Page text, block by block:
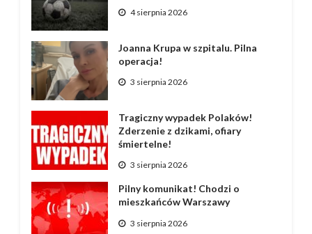
4 sierpnia 2026
Joanna Krupa w szpitalu. Pilna
operacja!
3 sierpnia 2026
Tragiczny wypadek Polaków!
Zderzenie z dzikami, ofiary
śmiertelne!
3 sierpnia 2026
Pilny komunikat! Chodzi o
mieszkańców Warszawy
3 sierpnia 2026